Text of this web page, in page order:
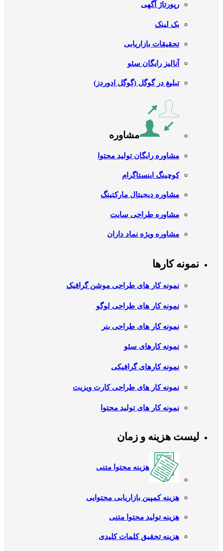
رپورتاژ آگهی
بک لینک
تحقیقات بازاریابی
آنالیز رایگان سئو
تبلیغ در گوگل (گوگل ادوردز)
مشاوره
مشاوره رایگان تولید محتوا
کوچینگ اینستاگرام
مشاوره دیجیتال مارکتینگ
مشاوره طراحی سایت
مشاوره ویژه نماد داران
نمونه کارها
نمونه کار های طراحی موشن گرافیک
نمونه کار های طراحی لوگو
نمونه کار های طراحی بنر
نمونه کارهای سئو
نمونه کارهای گرافیکی
نمونه کار های طراحی کارت ویزیت
نمونه کار های تولید محتوا
لیست هزینه و زمان
هزینه محتوا متنی
هزینه کمپین بازاریابی محتوایی
هزینه تولید محتوا متنی
هزینه تحقیق کلمات کلیدی